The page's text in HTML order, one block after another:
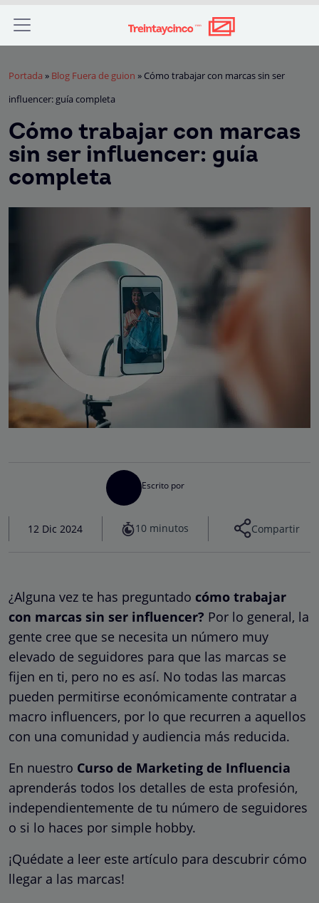
Portada » Blog Fuera de guion » Cómo trabajar con marcas sin ser
influencer: guía completa
Cómo trabajar con marcas
sin ser influencer: guía
completa
Escrito por
12 Dic 2024 10 minutos Compartir
¿Alguna vez te has preguntado cómo trabajar
con marcas sin ser influencer? Por lo general, la
gente cree que se necesita un número muy
elevado de seguidores para que las marcas se
fijen en ti, pero no es así. No todas las marcas
pueden permitirse económicamente contratar a
macro influencers, por lo que recurren a aquellos
con una comunidad y audiencia más reducida.
En nuestro Curso de Marketing de Influencia
aprenderás todos los detalles de esta profesión,
independientemente de tu número de seguidores
o si lo haces por simple hobby.
¡Quédate a leer este artículo para descubrir cómo
llegar a las marcas!